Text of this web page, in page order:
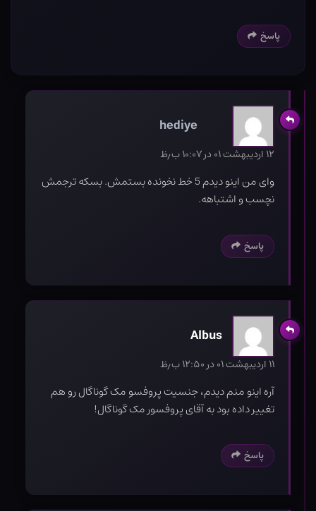
پاسخ
hediye
۱۲ اردیبهشت ۰۱ در ۱۰:۰۷ ب٫ظ
وای من اینو دیدم 5 خط نخونده بستمش. بسکه ترجمش
نچسب و اشتباهه.
پاسخ
Albus
۱۱ اردیبهشت ۰۱ در ۱۲:۵۰ ب٫ظ
آره اینو منم دیدم، جنسیت پروفسو مک گوناگال رو هم
تغییر داده بود به آقای پروفسور مک گوناگال!
پاسخ